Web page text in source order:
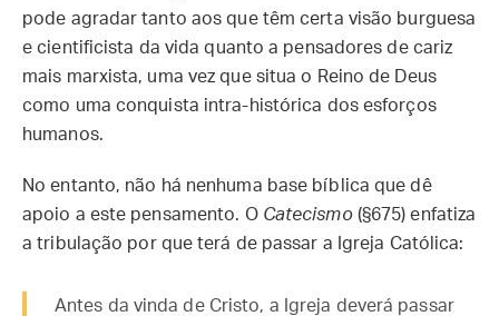
pode agradar tanto aos que têm certa visão burguesa
e cientificista da vida quanto a pensadores de cariz
mais marxista, uma vez que situa o Reino de Deus
como uma conquista intra-histórica dos esforços
humanos.
No entanto, não há nenhuma base bíblica que dê
apoio a este pensamento. O Catecismo(§675) enfatiza
a tribulação por que terá de passar a Igreja Católica:
Antes da vinda de Cristo, a Igreja deverá passar